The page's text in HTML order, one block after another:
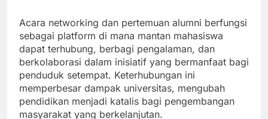
Acara networking dan pertemuan alumni berfungsi
sebagai platform di mana mantan mahasiswa
dapat terhubung, berbagi pengalaman, dan
berkolaborasi dalam inisiatif yang bermanfaat bagi
penduduk setempat. Keterhubungan ini
memperbesar dampak universitas, mengubah
pendidikan menjadi katalis bagi pengembangan